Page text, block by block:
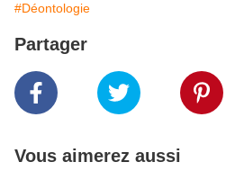
#Déontologie
Partager
Vous aimerez aussi